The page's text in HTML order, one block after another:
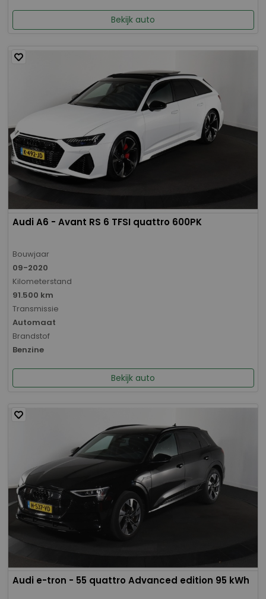
Bekijk auto
Audi A6 - Avant RS 6 TFSI quattro 600PK
Bouwjaar
09-2020
Kilometerstand
91.500 km
Transmissie
Automaat
Brandstof
Benzine
Bekijk auto
Audi e-tron - 55 quattro Advanced edition 95 kWh